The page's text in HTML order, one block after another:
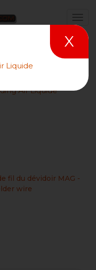
fil du dévidoir MAG -
wire
X